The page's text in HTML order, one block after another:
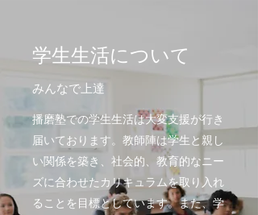
学生生活について
みんなで上達
播磨塾での学生生活は大変支援が行き
届いております。教師陣は学生と親し
い関係を築き、社会的、教育的なニー
ズに合わせたカリキュラムを取り入れ
ることを目標としています。また、学